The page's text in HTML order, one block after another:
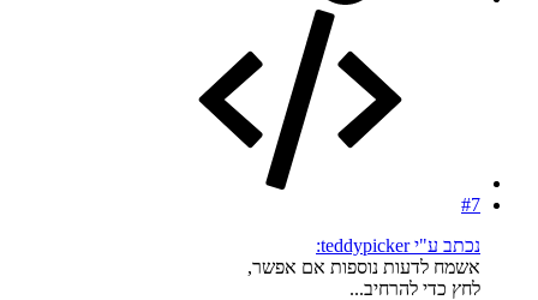
#7
נכתב ע"י teddypicker:
אשמח לדעות נוספות אם אפשר,
לחץ כדי להרחיב...